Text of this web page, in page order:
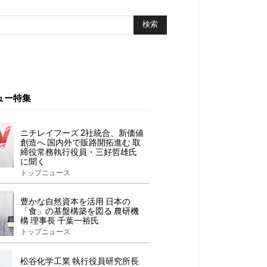
ー特集
ニチレイフーズ 2社統合、新価値
創造へ 国内外で販路開拓進む 取
締役常務執行役員・三好哲雄氏
に聞く
トップニュース
豊かな自然資本を活用 日本の
「食」の基盤構築を図る 農研機
構 理事長 千葉一裕氏
トップニュース
松谷化学工業 執行役員研究所長